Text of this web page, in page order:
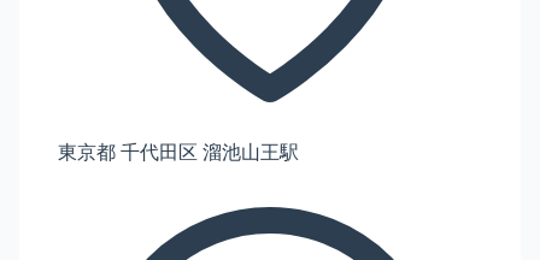
東京都 千代田区 溜池山王駅